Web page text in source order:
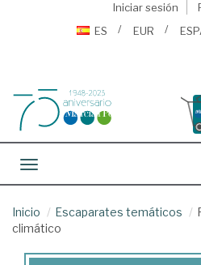
Iniciar sesión
ES
EUR
Toggle navigation
Inicio Escaparates temáticos
climático